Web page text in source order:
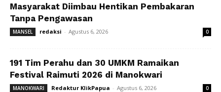
Masyarakat Diimbau Hentikan Pembakaran
Tanpa Pengawasan
MANSEL redaksi - Agustus 6, 2026 0
191 Tim Perahu dan 30 UMKM Ramaikan
Festival Raimuti 2026 di Manokwari
MANOKWARI Redaktur KlikPapua - Agustus 6, 2026 0